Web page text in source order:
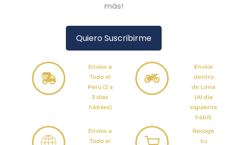
más!
Quiero Suscribirme
Envíos a
Todo el
Perú (2 a
3 días
hábiles)
Envíos
dentro
de Lima
(Al día
siguiente
hábil)
Envíos a
Todo el
Recoge
tu